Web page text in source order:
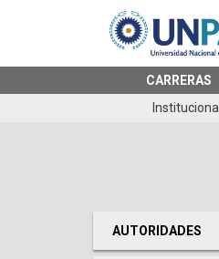
principal
CARRERAS
Institucional
AUTORIDADES